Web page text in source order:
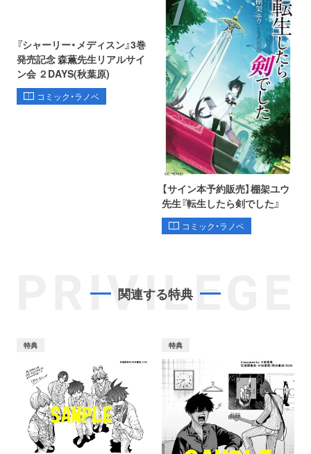
『シャーリー・メディスン』3巻
発売記念 森薫先生リアルサイ
ン会 ２DAYS(秋葉原)
コミック・ラノベ
【サイン本予約販売】棚架ユウ
先生『転生したら剣でした』
コミック・ラノベ
PRIVILEGE
関連する特典
特典 特典